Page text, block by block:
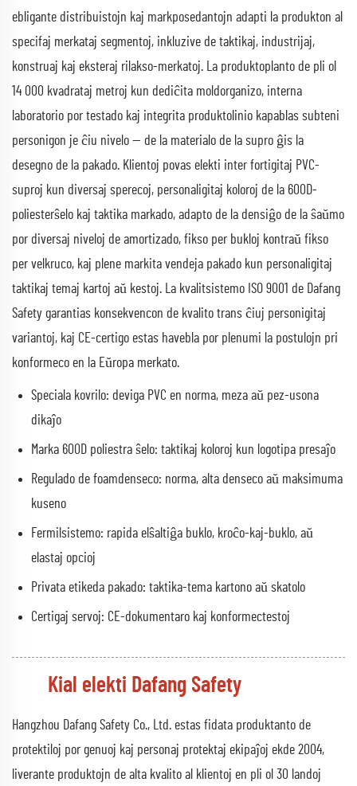
ebligante distribuistojn kaj markposedantojn adapti la produkton al
specifaj merkataj segmentoj, inkluzive de taktikaj, industrijaj,
konstruaj kaj eksteraj rilakso-merkatoj. La produktoplanto de pli ol
14 000 kvadrataj metroj kun dediĉita moldorganizo, interna
laboratorio por testado kaj integrita produktolinio kapablas subteni
personigon je ĉiu nivelo — de la materialo de la supro ĝis la
desegno de la pakado. Klientoj povas elekti inter fortigitaj PVC-
suproj kun diversaj sperecoj, personaligitaj koloroj de la 600D-
poliesterŝelo kaj taktika markado, adapto de la densiĝo de la ŝaŭmo
por diversaj niveloj de amortizado, fikso per bukloj kontraŭ fikso
per velkruco, kaj plene markita vendeja pakado kun personaligitaj
taktikaj temaj kartoj aŭ kestoj. La kvalitsistemo ISO 9001 de Dafang
Safety garantias konsekvencon de kvalito trans ĉiuj personigitaj
variantoj, kaj CE-certigo estas havebla por plenumi la postulojn pri
konformeco en la Eŭropa merkato.
Speciala kovrilo: deviga PVC en norma, meza aŭ pez-usona
dikaĵo
Marka 600D poliestra ŝelo: taktikaj koloroj kun logotipa presaĵo
Regulado de foamdenseco: norma, alta denseco aŭ maksimuma
kuseno
Fermilsistemo: rapida elŝaltiĝa buklo, kroĉo-kaj-buklo, aŭ
elastaj opcioj
Privata etikeda pakado: taktika-tema kartono aŭ skatolo
Certigaj servoj: CE-dokumentaro kaj konformectestoj
Kial elekti Dafang Safety
Hangzhou Dafang Safety Co., Ltd. estas fidata produktanto de
protektiloj por genuoj kaj personaj protektaj ekipaĵoj ekde 2004,
liverante produktojn de alta kvalito al klientoj en pli ol 30 landoj